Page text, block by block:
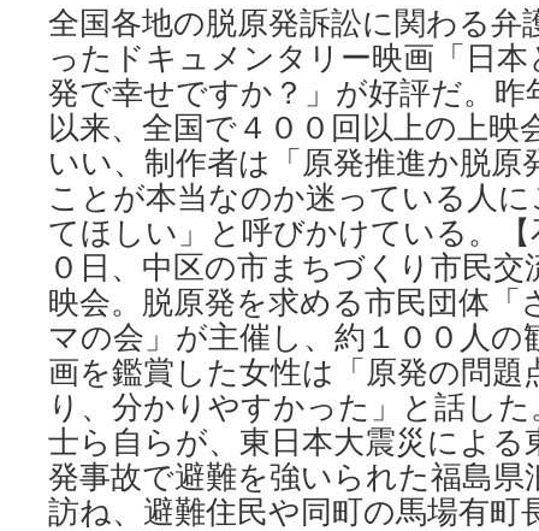
全国各地の脱原発訴訟に関わる弁
ったドキュメンタリー映画「日
発で幸せですか？」が好評だ。昨
以来、全国で４００回以上の上
いい、制作者は「原発推進か脱
ことが本当なのか迷っている人
てほしい」と呼びかけている。【
０日、中区の市まちづくり市民
映会。脱原発を求める市民団体
マの会」が主催し、約１００人
画を鑑賞した女性は「原発の問題
り、分かりやすかった」と話し
士ら自らが、東日本大震災による
発事故で避難を強いられた福島県
訪ね、避難住民や同町の馬場有町